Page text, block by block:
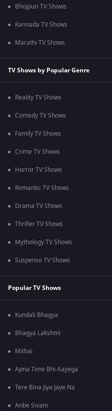
Bhojpuri TV Shows
Kannada TV Shows
Marathi TV Shows
TV Shows by Popular Genre
Reality TV Shows
Comedy TV Shows
Family TV Shows
Crime TV Shows
Horror TV Shows
Romantic TV Shows
Drama TV Shows
Thriller TV Shows
Mythology TV Shows
Suspense TV Shows
Popular TV Shows
Kundali Bhagya
Bhagya Lakshmi
Mithai
Apna Time Bhi Aayega
Tere Bina Jiya Jaye Na
Anbe Sivam